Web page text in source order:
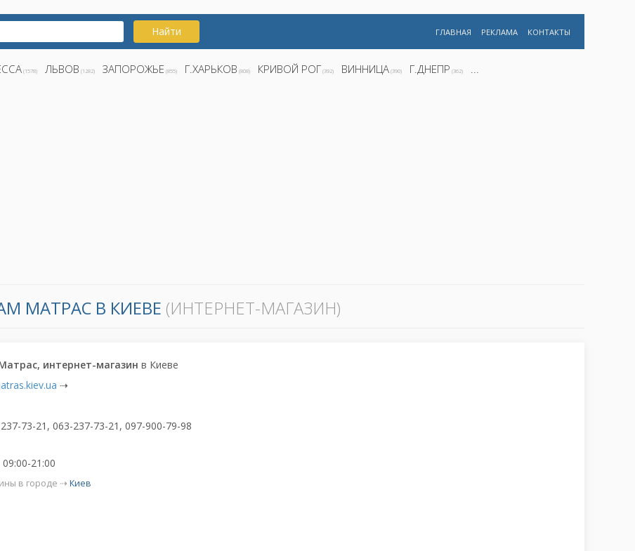
Найти ГЛАВНАЯ РЕКЛАМА КОНТАКТЫ
(1578) ЛЬВОВ (1282) ЗАПОРОЖЬЕ (855) Г.ХАРЬКОВ (808) КРИВОЙ РОГ (392) ВИННИЦА (390) Г.ДНЕПР (362) ...
МАТРАС В КИЕВЕ (ИНТЕРНЕТ-МАГАЗИН)
интернет-магазин в Киеве
⇢
73-21, 063-237-73-21, 097-900-79-98
21:00
в городе ⇢Киев